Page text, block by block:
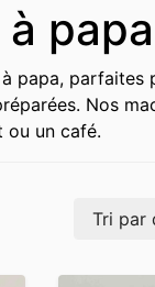
papa
papa, parfaites
Nos
ou un café.